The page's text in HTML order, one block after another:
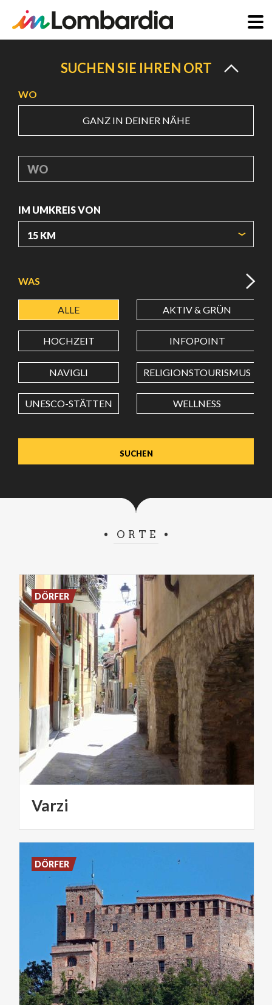
SUCHEN SIE IHREN ORT
WO
GANZ IN DEINER NÄHE
WO
IM UMKREIS VON
BREITENGRAD
LÄNGENGRAD
Wert in Dezimalgrad. Punkt (.) als Dezimalzeichen
WAS
ALLE AKTIV & GRÜN
HOCHZEIT INFOPOINT
NAVIGLI RELIGIONSTOURISMUS
UNESCO-STÄTTEN WELLNESS
ORTE
Varzi
DÖRFER
DÖRFER